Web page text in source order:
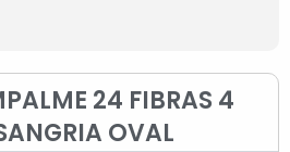
24 FIBRAS 4
OVAL